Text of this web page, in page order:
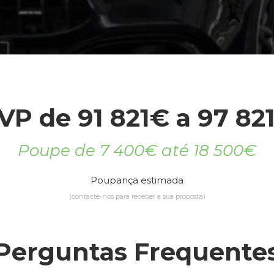
de 91 821€ a 97
Poupe de 7 400€ até 18 500€
Poupança estimada
(contacte-nos para receber a sua proposta)